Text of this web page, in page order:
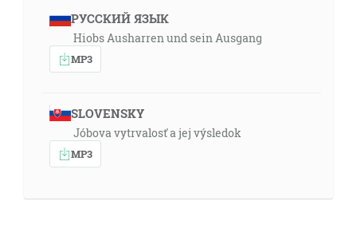
РУССКИЙ ЯЗЫК
Hiobs Ausharren und sein Ausgang
MP3
SLOVENSKY
Jóbova vytrvalosť a jej výsledok
MP3